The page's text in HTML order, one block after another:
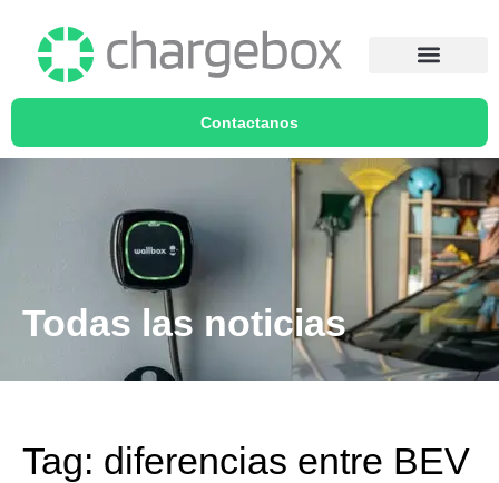
Contactanos
Todas las noticias
Tag: diferencias entre BEV